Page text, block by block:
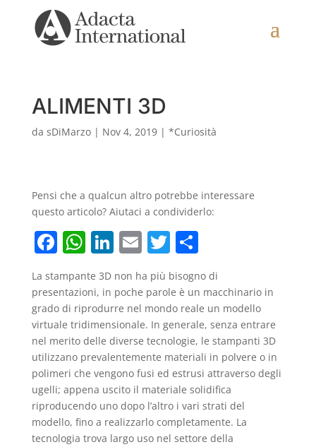
ALIMENTI 3D
da sDiMarzo| Nov 4, 2019| *Curiosità
Pensi che a qualcun altro potrebbe interessare
questo articolo? Aiutaci a condividerlo:
F
c
e
b
o
o
k
W
h
at
s
A
p
p
Li
k
e
dI
n
E
m
ai
l
T
w
itt
er
C
n
di
vi
di
La stampante 3D non ha più bisogno di
presentazioni, in poche parole è un macchinario in
grado di riprodurre nel mondo reale un modello
virtuale tridimensionale. In generale, senza entrare
nel merito delle diverse tecnologie, le stampanti 3D
utilizzano prevalentemente materiali in polvere o in
polimeri che vengono fusi ed estrusi attraverso degli
ugelli; appena uscito il materiale solidifica
riproducendo uno dopo l’altro i vari strati del
modello, fino a realizzarlo completamente. La
tecnologia trova largo uso nel settore della